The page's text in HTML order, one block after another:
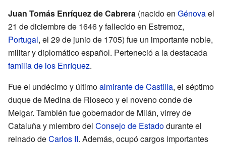
Juan Tomás Enríquez de Cabrera (nacido en Génovael
21 de diciembre de 1646 y fallecido en Estremoz,
Portugal, el 29 de junio de 1705) fue un importante noble,
militar y diplomático español. Perteneció a la destacada
familia de los Enríquez.
Fue el undécimo y últimoalmirante de Castilla, el séptimo
duque de Medina de Rioseco y el noveno conde de
Melgar. También fue gobernador de Milán, virrey de
Cataluña y miembro del Consejo de Estadodurante el
reinado deCarlos II. Además, ocupó cargos importantes